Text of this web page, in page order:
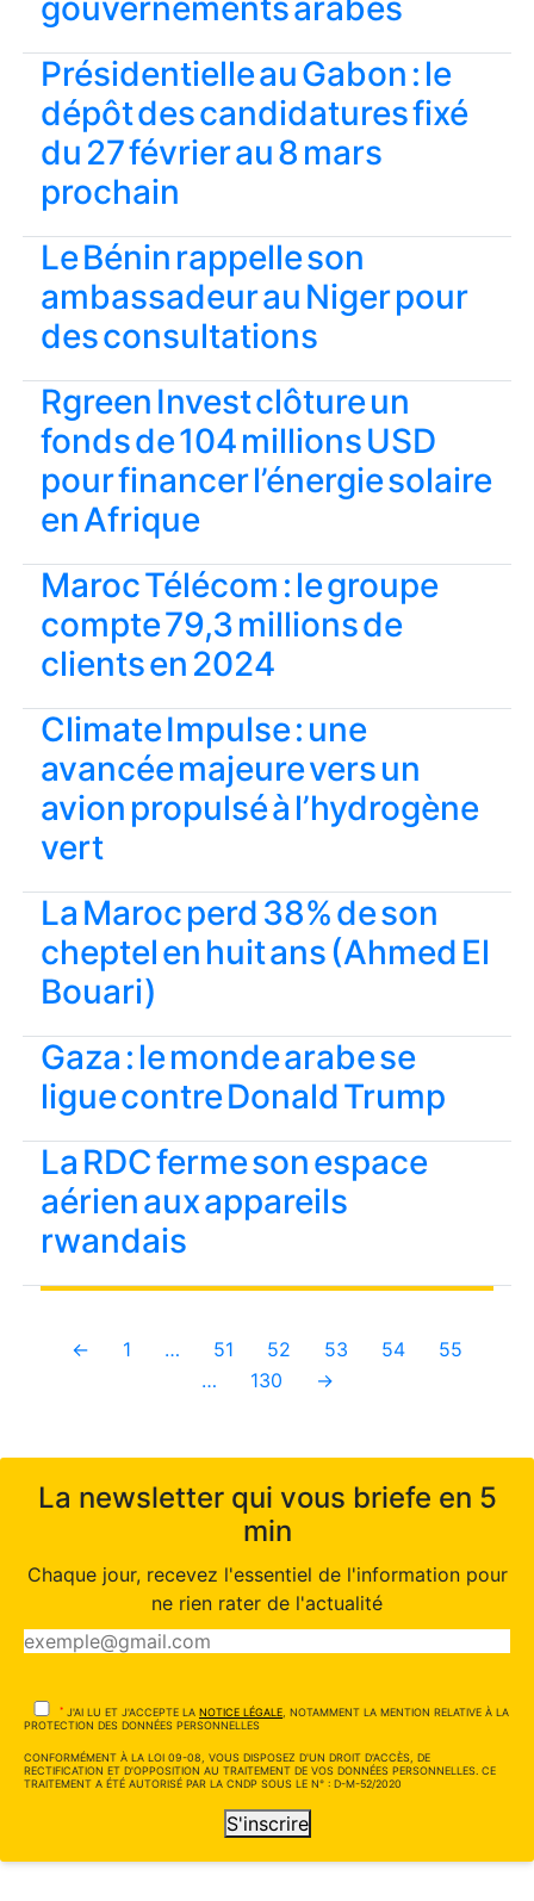
gouvernements arabes
Présidentielle au Gabon : le
dépôt des candidatures fixé
du 27 février au 8 mars
prochain
Le Bénin rappelle son
ambassadeur au Niger pour
des consultations
Rgreen Invest clôture un
fonds de 104 millions USD
pour financer l’énergie solaire
en Afrique
Maroc Télécom : le groupe
compte 79,3 millions de
clients en 2024
Climate Impulse : une
avancée majeure vers un
avion propulsé à l’hydrogène
vert
La Maroc perd 38% de son
cheptel en huit ans (Ahmed El
Bouari)
Gaza : le monde arabe se
ligue contre Donald Trump
La RDC ferme son espace
aérien aux appareils
rwandais
← 1 … 51 52 53 54
55
…
130 →
La newsletter qui vous briefe en 5
min
Chaque jour, recevez l'essentiel de l'information pour
ne rien rater de l'actualité
* J'AI LU ET J'ACCEPTE LA NOTICE LÉGALE , NOTAMMENT LA MENTION RELATIVE À LA
PROTECTION DES DONNÉES PERSONNELLES
CONFORMÉMENT À LA LOI 09-08, VOUS DISPOSEZ D'UN DROIT D'ACCÈS, DE
RECTIFICATION ET D'OPPOSITION AU TRAITEMENT DE VOS DONNÉES PERSONNELLES. CE
TRAITEMENT A ÉTÉ AUTORISÉ PAR LA CNDP SOUS LE N° : D-M-52/2020
S'inscrire